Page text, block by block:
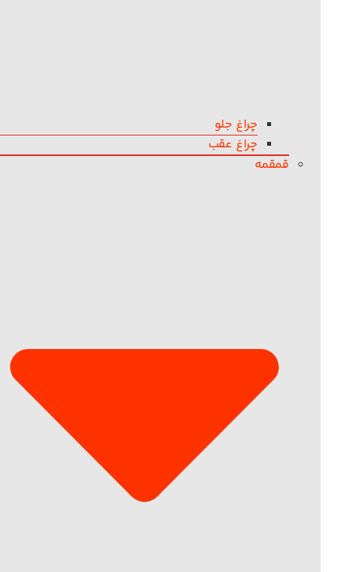
چراغ جلو
چراغ عقب
قمقمه